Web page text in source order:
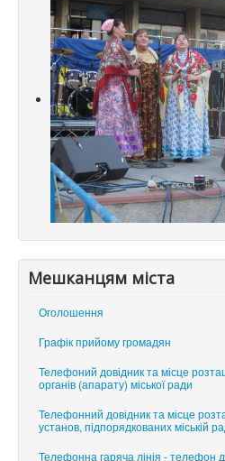
Мешканцям міста
Оголошення
Графік прийому громадян
Телефоний довідник та місце
органів (апарату) міської ради
Телефонний довідник та місце
установ, підпорядкованих міській
Телефонна гаряча лінія - телефон